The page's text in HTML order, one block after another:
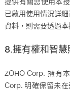
已啟用使用情況詳
資料，則需要透過
8.擁有權和智慧
ZOHO Corp. 擁有
Corp. 明確保留未